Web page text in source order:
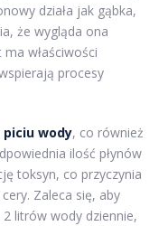
działa jak gąbka,
że wygląda ona
właściwości
procesy
piciu wody, co również
ilość płynów
toksyn, co przyczynia
Zaleca się, aby
litrów wody dziennie,